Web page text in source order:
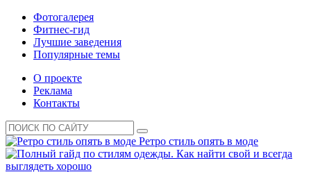
Фотогалерея
Фитнес-гид
Лучшие заведения
Популярные темы
О проекте
Реклама
Контакты
Ретро стиль опять в моде